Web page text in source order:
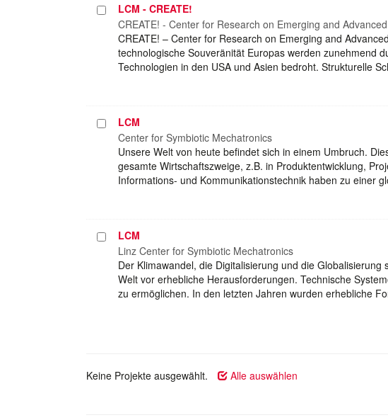
Projekt
auswählen
LCM - CREATE!
CREATE! - Center for Research on Emerging and
CREATE! – Center for Research on Emerging and
technologische Souveränität Europas werden zunehmend
Technologien in den USA und Asien bedroht. Strukturelle
Projekt
auswählen
LCM
Center for Symbiotic Mechatronics
Unsere Welt von heute befindet sich in einem Umbruch.
gesamte Wirtschaftszweige, z.B. in Produktentwicklung,
Informations- und Kommunikationstechnik haben zu einer
Projekt
auswählen
LCM
Linz Center for Symbiotic Mechatronics
Der Klimawandel, die Digitalisierung und die
Welt vor erhebliche Herausforderungen. Technische
zu ermöglichen. In den letzten Jahren wurden erhebliche
Keine Projekte ausgewählt. Alle auswählen